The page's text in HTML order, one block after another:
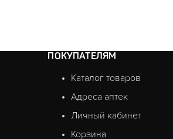
ПОКУПАТЕЛЯМ
Каталог товаров
Адреса аптек
Личный кабинет
Корзина